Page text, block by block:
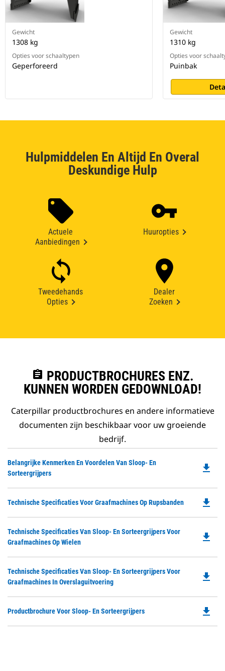
Gewicht
1308 kg
Opties voor schaaltypen
Geperforeerd
Gewicht
1310 kg
Opties voor
Puinbak
Hulpmiddelen En Altijd En Overal
Deskundige Hulp
Actuele
Aanbiedingen
Huuropties
Tweedehands
Opties
Dealer
Zoeken
assignment PRODUCTBROCHURES ENZ.
KUNNEN WORDEN GEDOWNLOAD!
Caterpillar productbrochures en andere informatieve
documenten zijn beschikbaar voor uw groeiende
bedrijf.
Belangrijke Kenmerken En Voordelen Van Sloop- En
Sorteergrijpers
file_download
Technische Specificaties Voor Graafmachines Op Rupsbanden file_download
Technische Specificaties Van Sloop- En Sorteergrijpers Voor
Graafmachines Op Wielen
file_download
Technische Specificaties Van Sloop- En Sorteergrijpers Voor
Graafmachines In Overslaguitvoering
file_download
Productbrochure Voor Sloop- En Sorteergrijpers file_download